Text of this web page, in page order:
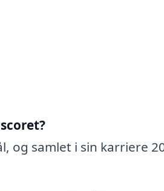
og samlet i sin karriere